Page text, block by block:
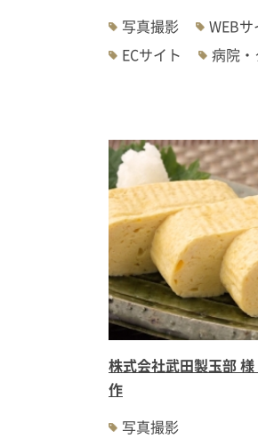
写真撮影
WEB
ECサイト
病院
株式会社武田製玉部
作
写真撮影